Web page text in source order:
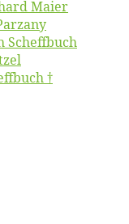
Maier
Scheffbuch
†